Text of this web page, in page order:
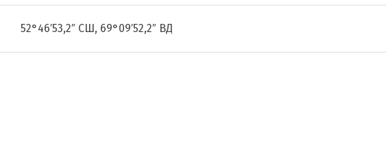
52°46′53,2″ СШ, 69°09′52,2″ ВД